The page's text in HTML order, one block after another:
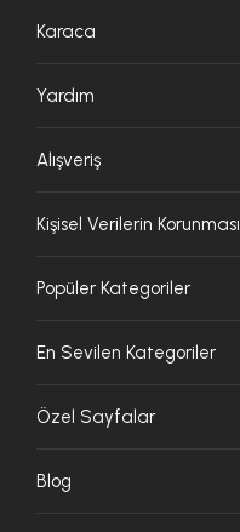
Karaca
Yardım
Alışveriş
Kişisel Verilerin Korunması
Popüler Kategoriler
En Sevilen Kategoriler
Özel Sayfalar
Blog